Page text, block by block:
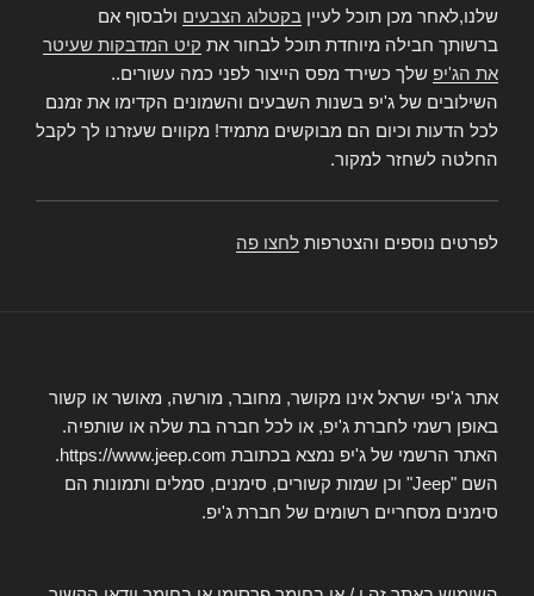
שלנו,לאחר מכן תוכל לעיין בקטלוג הצבעים ולבסוף אם
ברשותך חבילה מיוחדת תוכל לבחור את קיט המדבקות שעיטר
את הג'יפ שלך כשירד מפס הייצור לפני כמה עשורים..
השילובים של ג'יפ בשנות השבעים והשמונים הקדימו את זמנם
לכל הדעות וכיום הם מבוקשים מתמיד! מקווים שעזרנו לך לקבל
החלטה לשחזר למקור.
לפרטים נוספים והצטרפות לחצו פה
אתר ג'יפי ישראל אינו מקושר, מחובר, מורשה, מאושר או קשור
באופן רשמי לחברת ג'יפ, או לכל חברה בת שלה או שותפיה.
האתר הרשמי של ג'יפ נמצא בכתובת https://www.jeep.com.
השם "Jeep" וכן שמות קשורים, סימנים, סמלים ותמונות הם
סימנים מסחריים רשומים של חברת ג'יפ.